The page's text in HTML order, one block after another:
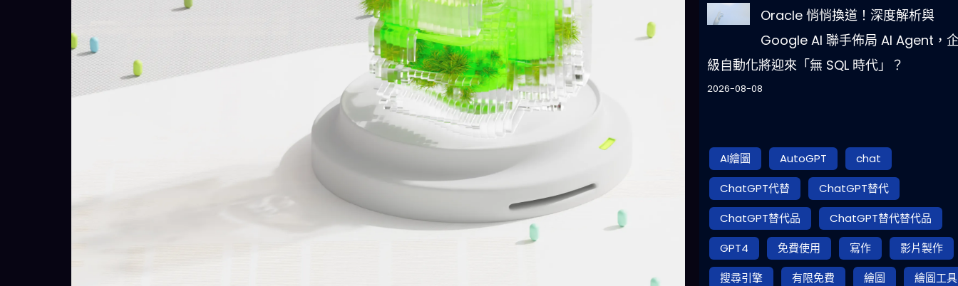
Oracle 悄悄換道！深度解析與
Google AI 聯手佈局 AI Agent，
級自動化將迎來「無 SQL 時代」？
2026-08-08
AI繪圖 AutoGPT
chat
ChatGPT代替
ChatGPT替代
ChatGPT替代品
ChatGPT替代替代品
GPT4
免費使用 寫作
影片製作
搜尋引擎
有限免費 繪圖 繪圖工具